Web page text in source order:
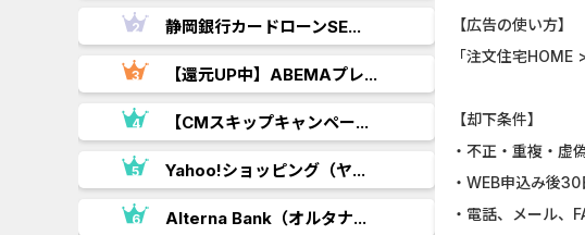
静岡銀行カードローンSE...
【還元UP中】ABEMAプレ...
【CMスキップキャンペー...
Yahoo!ショッピング（ヤ...
Alterna Bank（オルタナ...
Double
DOOR賃
グリー
【Ipsos
【広告の使い方】
「注文住宅
【却下条件】
・不正・重複・虚
・WEB申込み後
・電話、メール、